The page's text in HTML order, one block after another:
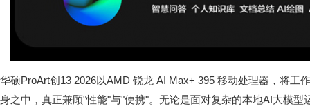
华硕ProArt创13 2026以AMD 锐龙 AI Max+ 395 移动处理器，将工
身之中，真正兼顾"性能"与"便携"。无论是面对复杂的本地AI大模型